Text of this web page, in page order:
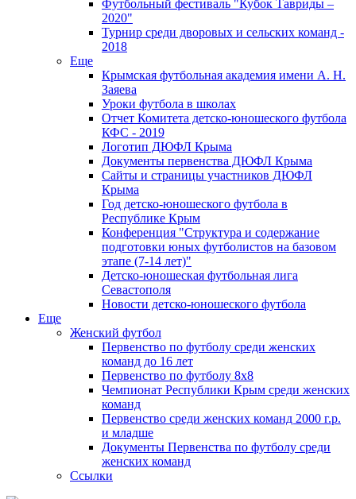
Футбольный фестиваль "Кубок Тавриды –
2020"
Турнир среди дворовых и сельских команд -
2018
Еще
Крымская футбольная академия имени А. Н.
Заяева
Уроки футбола в школах
Отчет Комитета детско-юношеского футбола
КФС - 2019
Логотип ДЮФЛ Крыма
Документы первенства ДЮФЛ Крыма
Сайты и страницы участников ДЮФЛ
Крыма
Год детско-юношеского футбола в
Республике Крым
Конференция "Структура и содержание
подготовки юных футболистов на базовом
этапе (7-14 лет)"
Детско-юношеская футбольная лига
Севастополя
Новости детско-юношеского футбола
Еще
Женский футбол
Первенство по футболу среди женских
команд до 16 лет
Первенство по футболу 8х8
Чемпионат Республики Крым среди женских
команд
Первенство среди женских команд 2000 г.р.
и младше
Документы Первенства по футболу среди
женских команд
Ссылки